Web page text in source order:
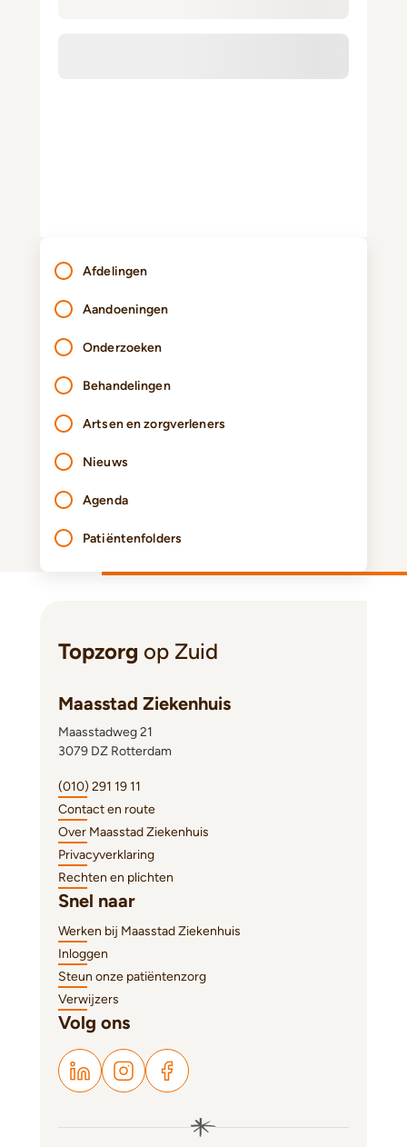
Afdelingen
Aandoeningen
Onderzoeken
Behandelingen
Artsen en zorgverleners
Nieuws
Agenda
Patiëntenfolders
Topzorg op Zuid
Maasstad Ziekenhuis
Maasstadweg 21
3079 DZ Rotterdam
(010) 291 19 11
Contact en route
Over Maasstad Ziekenhuis
Privacyverklaring
Rechten en plichten
Snel naar
Werken bij Maasstad Ziekenhuis
Inloggen
Steun onze patiëntenzorg
Verwijzers
Volg ons